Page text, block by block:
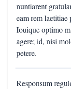
nuntiarent
eam rem laetitiae
Iouique optimo
agere; id, nisi
petere.
Responsum